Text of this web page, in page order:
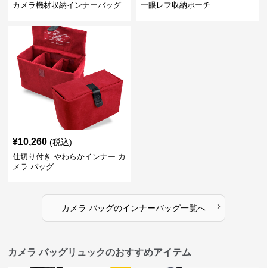
カメラ機材収納インナーバッグ
一眼レフ収納ポーチ
¥10,260 (税込)
仕切り付き やわらかインナー カ
メラ バッグ
カメラ バッグのインナーバッグ一覧へ ›
カメラ バッグリュックのおすすめアイテム